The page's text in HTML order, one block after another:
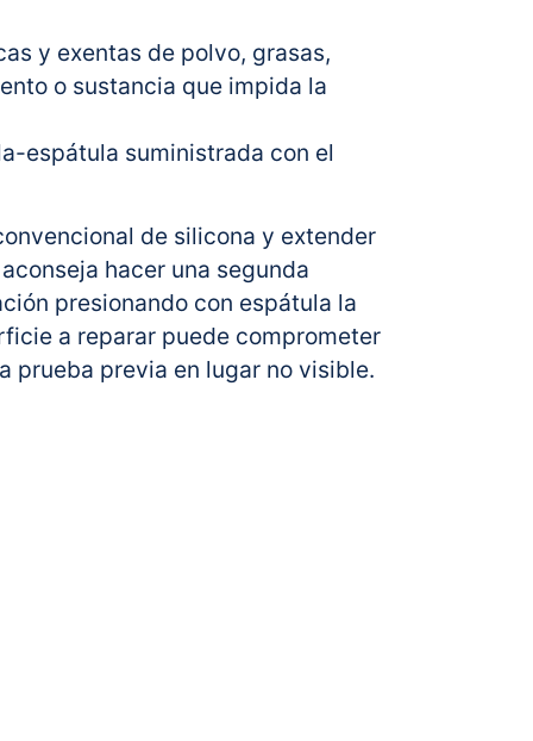
y exentas de polvo, grasas,
o sustancia que impida la
espátula suministrada con el
de silicona y extender
hacer una segunda
presionando con espátula la
a reparar puede comprometer
prueba previa en lugar no visible.